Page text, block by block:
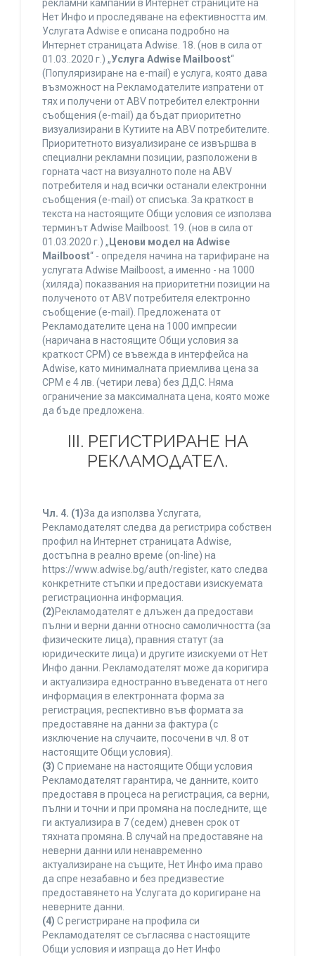
рекламни кампании в Интернет страниците на
Нет Инфо и проследяване на ефективността им.
Услугата Adwise е описана подробно на
Интернет страницата Adwise. 18. (нов в сила от
01.03..2020 г.) „Услуга Adwise Mailboost“
(Популяризиране на e-mail) е услуга, която дава
възможност на Рекламодателите изпратени от
тях и получени от ABV потребител електронни
съобщения (e-mail) да бъдат приоритетно
визуализирани в Кутиите на ABV потребителите.
Приоритетното визуализиране се извършва в
специални рекламни позиции, разположени в
горната част на визуалното поле на ABV
потребителя и над всички останали електронни
съобщения (e-mail) от списъка. За краткост в
текста на настоящите Общи условия се използва
терминът Adwise Mailboost. 19. (нов в сила от
01.03.2020 г.) „ Ценови модел на Adwise
Mailboost“ - определя начина на тарифиране на
услугата Adwise Mailboost, а именно - на 1000
(хиляда) показвания на приоритетни позиции на
полученото от ABV потребителя електронно
съобщение (e-mail). Предложената от
Рекламодателите цена на 1000 импресии
(наричана в настоящите Общи условия за
краткост CPM) се въвежда в интерфейса на
Adwise, като минималната приемлива цена за
CPM е 4 лв. (четири лева) без ДДС. Няма
ограничение за максималната цена, която може
да бъде предложена.
ІІІ. РЕГИСТРИРАНЕ НА
РЕКЛАМОДАТЕЛ.
Чл. 4. (1)За да използва Услугата,
Рекламодателят следва да регистрира собствен
профил на Интернет страницата Adwise,
достъпна в реално време (on-line) на
https://www.adwise.bg/auth/register, като следва
конкретните стъпки и предостави изискуемата
регистрационна информация.
(2)Рекламодателят е длъжен да предостави
пълни и верни данни относно самоличността (за
физическите лица), правния статут (за
юридическите лица) и другите изискуеми от Нет
Инфо данни. Рекламодателят може да коригира
и актуализира едностранно въведената от него
информация в електронната форма за
регистрация, респективно във формата за
предоставяне на данни за фактура (с
изключение на случаите, посочени в чл. 8 от
настоящите Общи условия).
(3) С приемане на настоящите Общи условия
Рекламодателят гарантира, че данните, които
предоставя в процеса на регистрация, са верни,
пълни и точни и при промяна на последните, ще
ги актуализира в 7 (седем) дневен срок от
тяхната промяна. В случай на предоставяне на
неверни данни или ненавременно
актуализиране на същите, Нет Инфо има право
да спре незабавно и без предизвестие
предоставянето на Услугата до коригиране на
неверните данни.
(4) С регистриране на профила си
Рекламодателят се съгласява с настоящите
Общи условия и изпраща до Нет Инфо